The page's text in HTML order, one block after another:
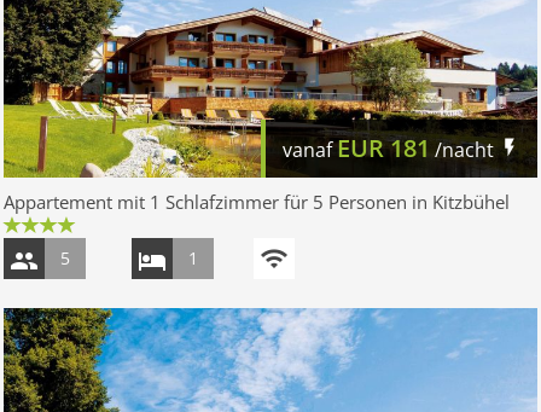
vanafEUR181 /nacht
Appartement mit 1 Schlafzimmer für 5 Personen in Kitzbühel
5 1